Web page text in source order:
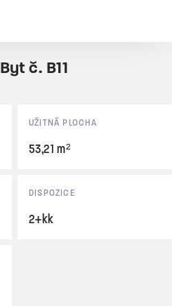
Byt č. B11
UŽITNÁ PLOCHA
53,21 m²
DISPOZICE
2+kk